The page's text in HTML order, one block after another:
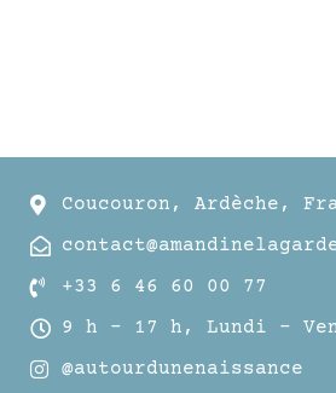
Coucouron, Ardèche,
+33 6 46 60 00 77
9 h – 17 h, Lundi –
@autourdunenaissance